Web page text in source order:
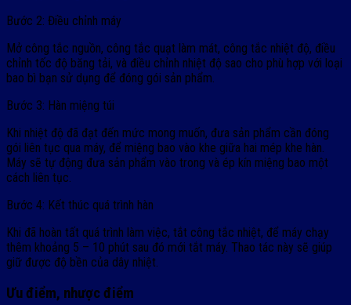
Bước 2: Điều chỉnh máy
Mở công tắc nguồn, công tắc quạt làm mát, công tắc nhiệt độ, điều
chỉnh tốc độ băng tải, và điều chỉnh nhiệt độ sao cho phù hợp với loại
bao bì bạn sử dụng để đóng gói sản phẩm.
Bước 3: Hàn miệng túi
Khi nhiệt độ đã đạt đến mức mong muốn, đưa sản phẩm cần đóng
gói liên tục qua máy, để miệng bao vào khe giữa hai mép khe hàn.
Máy sẽ tự động đưa sản phẩm vào trong và ép kín miệng bao một
cách liên tục.
Bước 4: Kết thúc quá trình hàn
Khi đã hoàn tất quá trình làm việc, tắt công tắc nhiệt, để máy chạy
thêm khoảng 5 – 10 phút sau đó mới tắt máy. Thao tác này sẽ giúp
giữ được độ bền của dây nhiệt.
Ưu điểm, nhược điểm